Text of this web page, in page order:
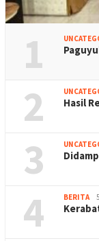
1
2 Hasil
3
4 BERITA